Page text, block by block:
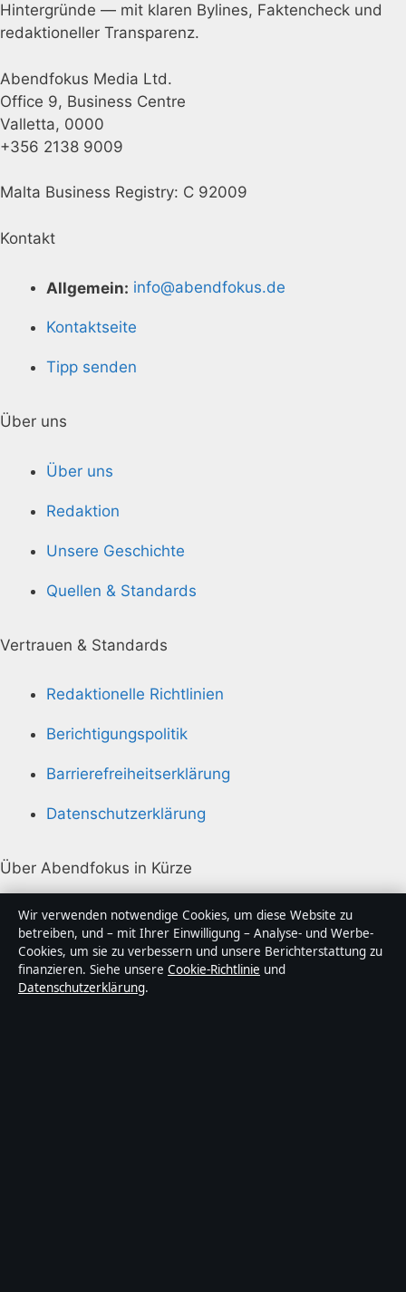
Hintergründe — mit klaren Bylines, Faktencheck und
redaktioneller Transparenz.
Abendfokus Media Ltd.
Office 9, Business Centre
Valletta, 0000
+356 2138 9009
Malta Business Registry: C 92009
Kontakt
Allgemein: info@abendfokus.de
Kontaktseite
Tipp senden
Über uns
Über uns
Redaktion
Unsere Geschichte
Quellen & Standards
Vertrauen & Standards
Redaktionelle Richtlinien
Berichtigungspolitik
Barrierefreiheitserklärung
Datenschutzerklärung
Über Abendfokus in Kürze
Abendfokus ist ein unabhängiger digitaler
Nachrichtenanbieter mit Fokus auf Politik, Wirtschaft,
Technik und Gesellschaft in Deutschland. Jeder Artikel
trägt eine Byline, wird von einem Redakteur geprüft
und vor der Veröffentlichung faktengecheckt.
Wir verwenden notwendige Cookies, um diese Website zu
betreiben, und – mit Ihrer Einwilligung – Analyse- und Werbe-
Cookies, um sie zu verbessern und unsere Berichterstattung zu
finanzieren. Siehe unsere Cookie-Richtlinie und
Datenschutzerklärung.